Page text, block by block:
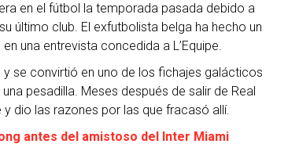
en el fútbol la temporada pasada debido a
último club. El exfutbolista belga ha hecho un
una entrevista concedida a L’Equipe.
se convirtió en uno de los fichajes galácticos
pesadilla. Meses después de salir de Real
dio las razones por las que fracasó allí.
antes del amistoso del Inter Miami